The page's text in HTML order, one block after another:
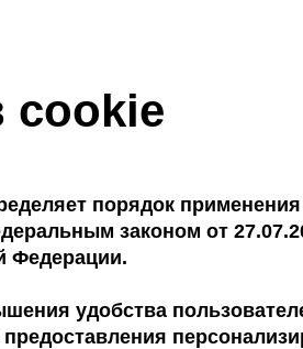
cookie
порядок
законом от
Федерации.
удобства